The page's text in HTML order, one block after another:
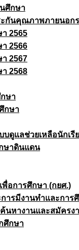
ศึกษา
ะกันคุณภาพภายนอก
2565
2566
2567
2568
ษา
กษา
บดูแลช่วยเหลือนักเรี
ษาดินแดน
พื่อการศึกษา (กยศ.)
ารมีงานทำและการ
นหางานและสมัครง
ศึกษา